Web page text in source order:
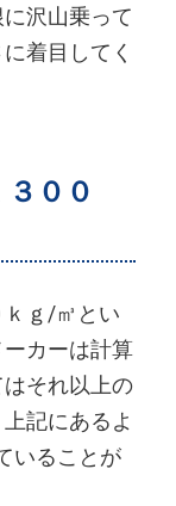
沢山乗って
着目してく
００
ｇ/㎥とい
カーは計算
それ以上の
記にあるよ
いることが